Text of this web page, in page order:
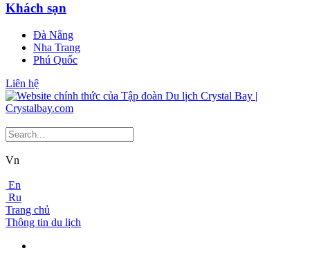
Khách sạn
Đà Nẵng
Nha Trang
Phú Quốc
Liên hệ
Vn
En
Ru
Trang chủ
Thông tin du lịch